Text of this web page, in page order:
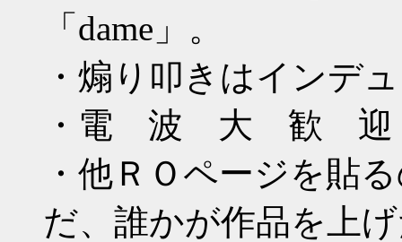
「dame」。
・煽り叩きはインデ
・電 波 大 歓 迎
・他ＲＯページを貼
だ、誰かが作品を上